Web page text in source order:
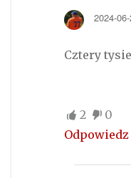
2024-
Cztery
2
0
Odpowiedz